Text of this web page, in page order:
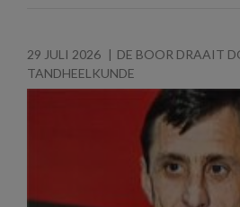
29 JULI 2026 DE BOOR DRAAIT
TANDHEELKUNDE